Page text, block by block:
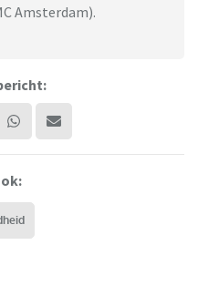
Amsterdam).